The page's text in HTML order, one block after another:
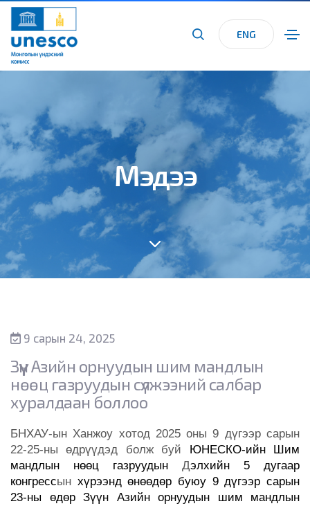
ENG
Мэдээ
9 сарын 24, 2025
Зүүн Азийн орнуудын шим мандлын
нөөц газруудын сүлжээний салбар
хуралдаан боллоо
БНХАУ-ын Ханжоу хотод 2025 оны 9 дүгээр сарын
22-25-ны өдрүүдэд болж буй
ЮНЕСКО-ийн Шим
мандлын нөөц газруудын Дэлхийн 5 дугаар
конгрессын хүрээнд өнөөдөр буюу 9 дүгээр сарын
23-ны өдөр Зүүн Азийн орнуудын шим мандлын